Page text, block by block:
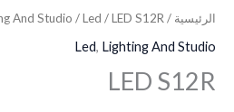
الرئيسية /
And Studio /Led / LED S12R
Led, Lighting And Studio
LED S12R